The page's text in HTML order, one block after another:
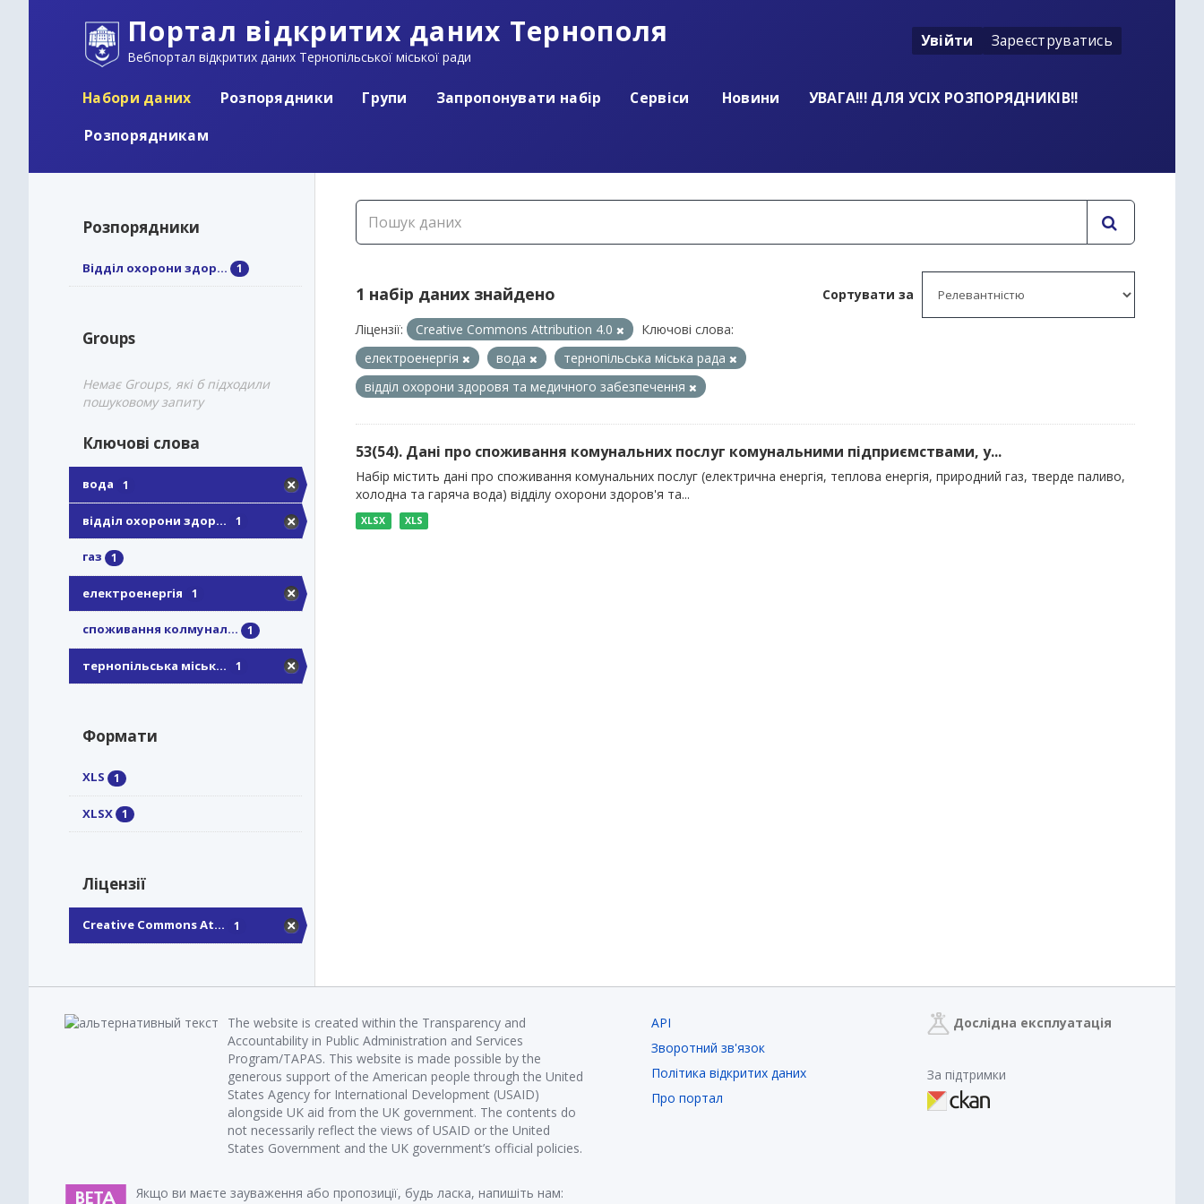
Портал відкритих даних Тернополя
Вебпортал відкритих даних Тернопільської міської ради
Увійти Зареєструватись
Набори даних Розпорядники Групи Запропонувати набір Сервіси Новини
УВАГА!!! ДЛЯ УСІХ РОЗПОРЯДНИКІВ!!
Розпорядникам
Розпорядники
Відділ охорони здор... 1
Groups
Немає Groups, які б підходили
пошуковому запиту
Ключові слова
вода 1
відділ охорони здор... 1
газ 1
електроенергія 1
споживання колмунал... 1
тернопільська міськ... 1
Формати
XLS 1
XLSX 1
Ліцензії
Creative Commons At... 1
Сортувати за
1 набір даних знайдено
Ліцензії: Creative Commons Attribution 4.0
Ключові слова:
електроенергія
вода
тернопільська міська рада
відділ охорони здоровя та медичного забезпечення
53(54). Дані про споживання комунальних послуг комунальними підприємствами, у...
Набір містить дані про споживання комунальних послуг (електрична енергія, теплова енергія, природний газ, тверде паливо,
холодна та гаряча вода) відділу охорони здоров'я та...
XLSX XLS
The website is created within the Transparency and
Accountability in Public Administration and Services
Program/TAPAS. This website is made possible by the
generous support of the American people through the United
States Agency for International Development (USAID)
alongside UK aid from the UK government. The contents do
not necessarily reflect the views of USAID or the United
States Government and the UK government’s official policies.
Якщо ви маєте зауваження або пропозиції, будь ласка, напишіть нам:
API
Зворотний зв'язок
Політика відкритих даних
Про портал
Дослідна експлуатація
За підтримки